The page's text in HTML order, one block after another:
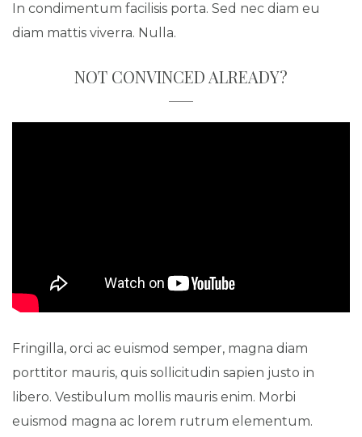
In condimentum facilisis porta. Sed nec diam eu
diam mattis viverra. Nulla.
NOT CONVINCED ALREADY?
Fringilla, orci ac euismod semper, magna diam
porttitor mauris, quis sollicitudin sapien justo in
libero. Vestibulum mollis mauris enim. Morbi
euismod magna ac lorem rutrum elementum.